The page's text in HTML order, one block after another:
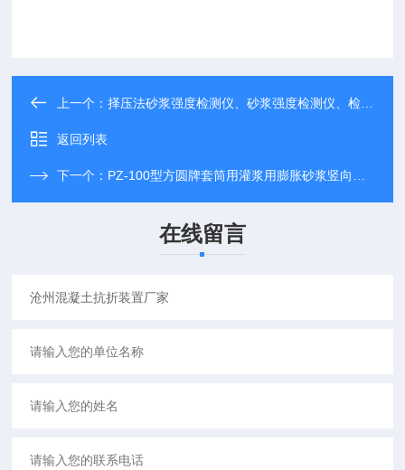
上一个：择压法砂浆强度检测仪、砂浆强度检测仪、检测仪价格
返回列表
下一个： PZ-100型方圆牌套筒用灌浆用膨胀砂浆竖向膨胀率测定仪价格用途
在线留言